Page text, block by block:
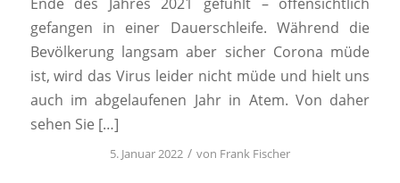
gefangen in einer Dauerschleife. Während die
Bevölkerung langsam aber sicher Corona müde
ist, wird das Virus leider nicht müde und hielt uns
auch im abgelaufenen Jahr in Atem. Von daher
sehen Sie […]
5. Januar 2022 / von Frank Fischer